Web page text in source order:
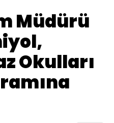
Müdürü
Okulları